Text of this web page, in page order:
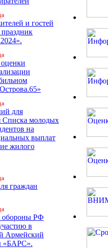
и гостей
для
Списка молодых
на
выплат
жилого
граждан
обороны РФ
в
Армейский
«БАРС».